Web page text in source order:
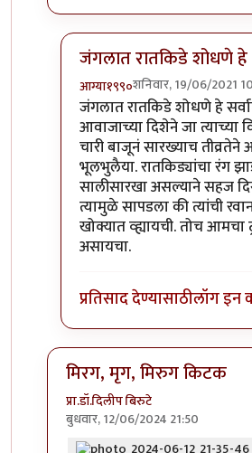
जंगलात रातकिडे शोधणे हे
आग्या१९९०शनिवार, 19/06/2021
In reply toमस्त....!by
जंगलात रातकिडे शोधणे हे
आवाजाच्या दिशेने जा त्याच्या
चारी बाजूनं सारख्याच
भूलभुलैया. रातकिड्यांचा रंग
सालीसारखा असल्याने सहज
त्यामुळे सापडला की त्यांची
खोक्यात व्ह्यायची. तोच आमचा
असायचा.
प्रतिसाद देण्यासाठीलॉग इन
मिरग, मृग, मिरुग किटक
प्रा.डॉ.दिलीप बिरुटे
बुधवार, 12/06/2024 21:50
In reply to'किडे' आवडले. by